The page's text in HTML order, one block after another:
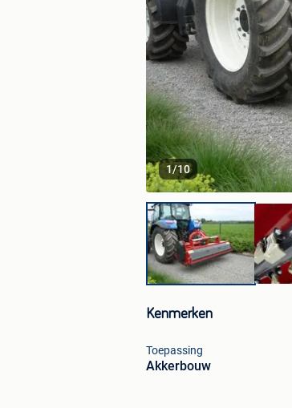
1/10
Kenmerken
Toepassing
Akkerbouw